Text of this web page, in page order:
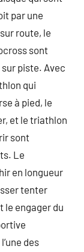
par une
route, le
sont
piste. Avec
qui
à pied, le
et le triathlon
sont
Le
en longueur
tenter
le engager du
des